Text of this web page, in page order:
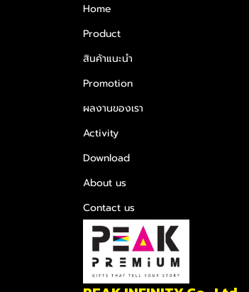
Home
Product
สินค้าแนะนำ
Promotion
ผลงานของเรา
Activity
Download
About us
Contact us